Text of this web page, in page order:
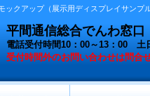
ックアップ（展示用ディスプレイサ
平間通信総合でんわ窓
電話受付時間10：00～13：00
受付時間外のお問い合わせは問合